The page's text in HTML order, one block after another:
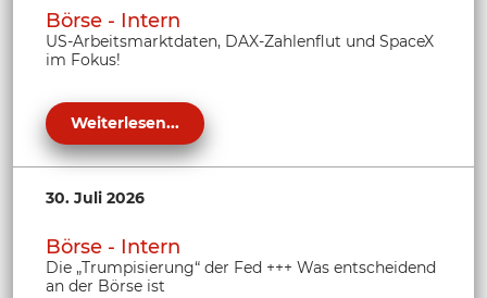
Börse - Intern
US-Arbeitsmarktdaten, DAX-Zahlenflut und SpaceX
im Fokus!
Weiterlesen...
30. Juli 2026
Börse - Intern
Die „Trumpisierung“ der Fed +++ Was entscheidend
an der Börse ist